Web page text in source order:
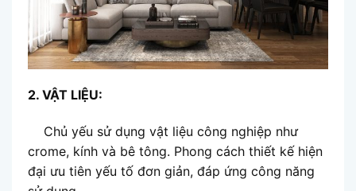
2. VẬT LIỆU:
Chủ yếu sử dụng vật liệu công nghiệp như
crome, kính và bê tông. Phong cách thiết kế hiện
đại ưu tiên yếu tố đơn giản, đáp ứng công năng